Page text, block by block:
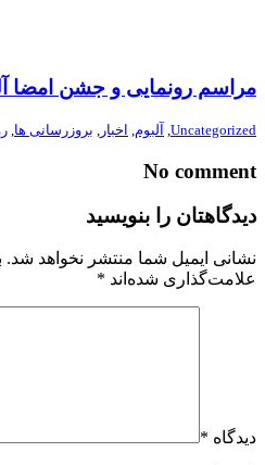
مراسم رونمایی و جشن امضا
Uncategorized
, آلبوم, اخبار , بروزرسانی ها,
No comment
دیدگاهتان را بنویسید
نشانی ایمیل شما منتشر نخواهد شد.
علامت‌گذاری شده‌اند *
دیدگاه *